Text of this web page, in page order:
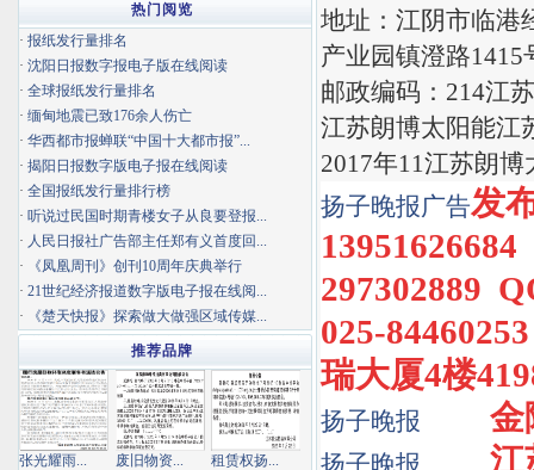
地址：江阴市临港
产业园镇澄路1415
邮政编码：214江
江苏朗博太阳能江
2017年11江苏朗
扬子晚报广告发
297302889
025-
瑞大厦4楼
扬子晚报 金
扬子晚报
江
热门阅览
· 报纸发行量排名
· 沈阳日报数字报电子版在线阅读
· 全球报纸发行量排名
· 缅甸地震已致176余人伤亡
· 华西都市报蝉联“中国十大都市报”...
· 揭阳日报数字版电子报在线阅读
· 全国报纸发行量排行榜
· 听说过民国时期青楼女子从良要登报...
· 人民日报社广告部主任郑有义首度回...
·
《凤凰周刊》创刊10周年庆典举行
· 21世纪经济报道数字版电子报在线阅...
·
《楚天快报》探索做大做强区域传媒...
推荐品牌
张光耀雨... 废旧物资... 租赁权扬...